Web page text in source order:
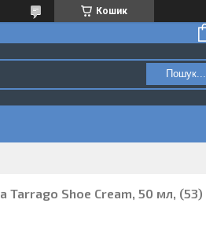
Кошик
Пошук...
Tarrago Shoe Cream, 50 мл, (53)